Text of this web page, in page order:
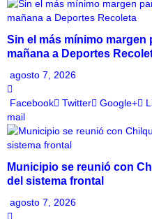
Sin el más mínimo margen
mañana a Deportes
agosto 7, 2026
Facebook Twitter Google+
mail
Municipio se reunió con
del sistema frontal
agosto 7, 2026